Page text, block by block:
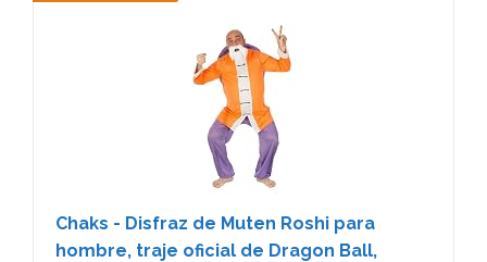
Chaks - Disfraz de Muten Roshi para
hombre, traje oficial de Dragon Ball,